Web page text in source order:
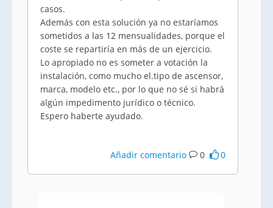
casos.
Además con esta solución ya no estaríamos
sometidos a las 12 mensualidades, porque el
coste se repartiría en más de un ejercicio.
Lo apropiado no es someter a votación la
instalación, como mucho el.tipo de ascensor,
marca, modelo etc., por lo que no sé si habrá
algún impedimento jurídico o técnico.
Espero haberte ayudado.
Añadir comentario 0 0